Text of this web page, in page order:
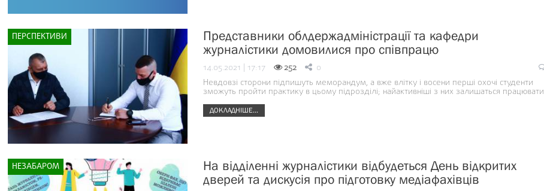
ПЕРСПЕКТИВИ
Представники облдержадміністрації та кафедри
журналістики домовилися про співпрацю
14.05.2021 | 17:17 252 0
Невдовзі сторони підпишуть меморандум, а вже влітку і восени перші охочі студенти
зможуть пройти практику в цьому підрозділі; найактивніші з них залишаться працювати
ДОКЛАДНІШЕ...
НЕЗАБАРОМ
На відділенні журналістики відбудеться День відкритих
дверей та дискусія про підготовку медіафахівців